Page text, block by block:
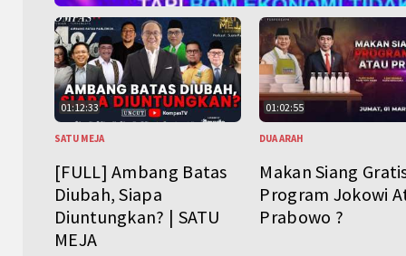
01:12:33
SATU MEJA
[FULL] Ambang Batas
Diubah, Siapa
Diuntungkan? | SATU
MEJA
01:02:55
DUA ARAH
Makan Siang
Program Jokowi
Prabowo ?